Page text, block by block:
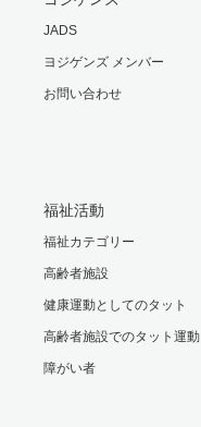
JADS
ヨジゲンズ メンバー
お問い合わせ
福祉活動
福祉カテゴリー
高齢者施設
健康運動としてのタット
高齢者施設でのタット運動
障がい者